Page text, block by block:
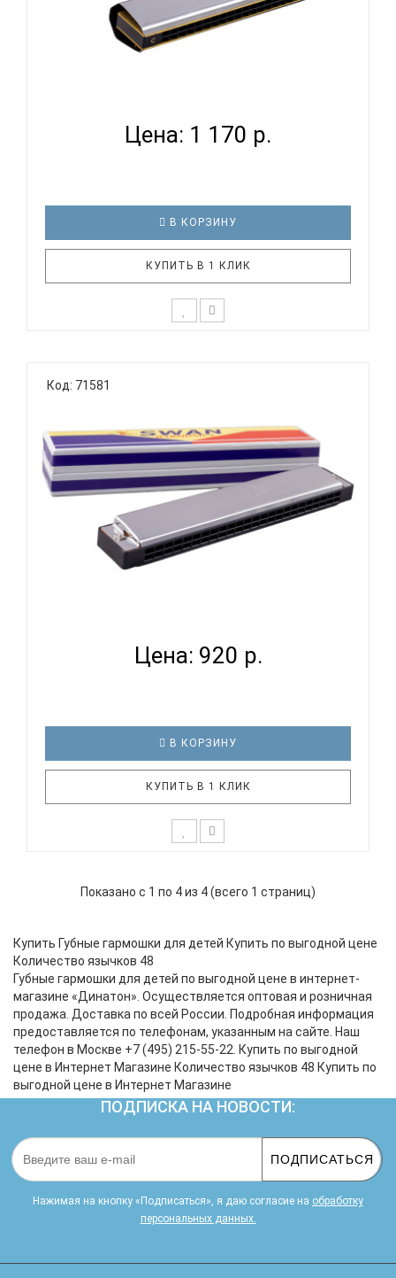
Цена: 1 170 р.
В КОРЗИНУ
КУПИТЬ В 1 КЛИК
отверстий: 24 Язычки: латунь Корпус: пластик
тремоло, До мажор, 24/2..
Код: 71581
Цена: 920 р.
В КОРЗИНУ
КУПИТЬ В 1 КЛИК
Тональность: C (До мажор) Количество
картонная коробка SWAN SW24-17 гармошка
губная тремоло, До мажор, 2..
Показано с 1 по 4 из 4 (всего 1 страниц)
Купить Губные гармошки для детей Купить по выгодной цене
Количество язычков 48
Губные гармошки для детей по выгодной цене в интернет-
магазине «Динатон». Осуществляется оптовая и розничная
продажа. Доставка по всей России. Подробная информация
предоставляется по телефонам, указанным на сайте. Наш
телефон в Москве +7 (495) 215-55-22. Купить по выгодной
цене в Интернет Магазине Количество язычков 48 Купить по
выгодной цене в Интернет Магазине
ПОДПИСКА НА НОВОСТИ:
ПОДПИСАТЬСЯ
Нажимая на кнопку «Подписаться», я даю cогласие на обработку
персональных данных.